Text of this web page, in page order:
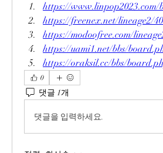
https://
https://freenex.net/lineage2/
https://modoofree.com/
https://uami1.net/bbs/
https://oraksil.cc/bbs/
0
댓글 1개
댓글을 입력하세요.